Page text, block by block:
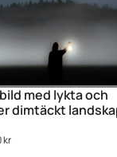
med lykta och
dimtäckt
kr